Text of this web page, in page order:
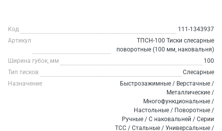
Код
111-1343937
Артикул
ТПСН-100 Тиски слесарные
поворотные (100 мм, наковальня)
Ширина губок, мм
100
Тип тисков
Слесарные
Назначение
Быстрозажимные / Верстачные /
Металлические /
Многофункциональные /
Настольные / Поворотные /
Ручные / С наковальней / Серии
ТСС / Стальные / Универсальные /